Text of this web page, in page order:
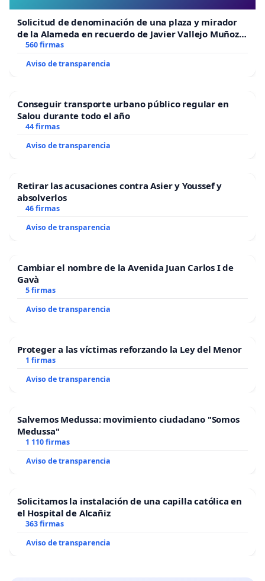
Solicitud de denominación de una plaza y mirador
de la Alameda en recuerdo de Javier Vallejo Muñoz
“Mazinger”
560 firmas
Aviso de transparencia
Conseguir transporte urbano público regular en
Salou durante todo el año
44 firmas
Aviso de transparencia
Retirar las acusaciones contra Asier y Youssef y
absolverlos
46 firmas
Aviso de transparencia
Cambiar el nombre de la Avenida Juan Carlos I de
Gavà
5 firmas
Aviso de transparencia
Proteger a las víctimas reforzando la Ley del Menor
1 firmas
Aviso de transparencia
Salvemos Medussa: movimiento ciudadano "Somos
Medussa"
1 110 firmas
Aviso de transparencia
Solicitamos la instalación de una capilla católica en
el Hospital de Alcañiz
363 firmas
Aviso de transparencia